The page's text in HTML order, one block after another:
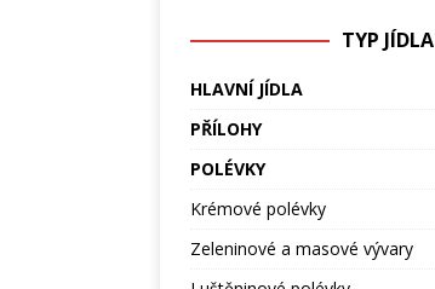
TYP JÍDLA
HLAVNÍ JÍDLA
PŘÍLOHY
POLÉVKY
Krémové polévky
Zeleninové a masové vývary